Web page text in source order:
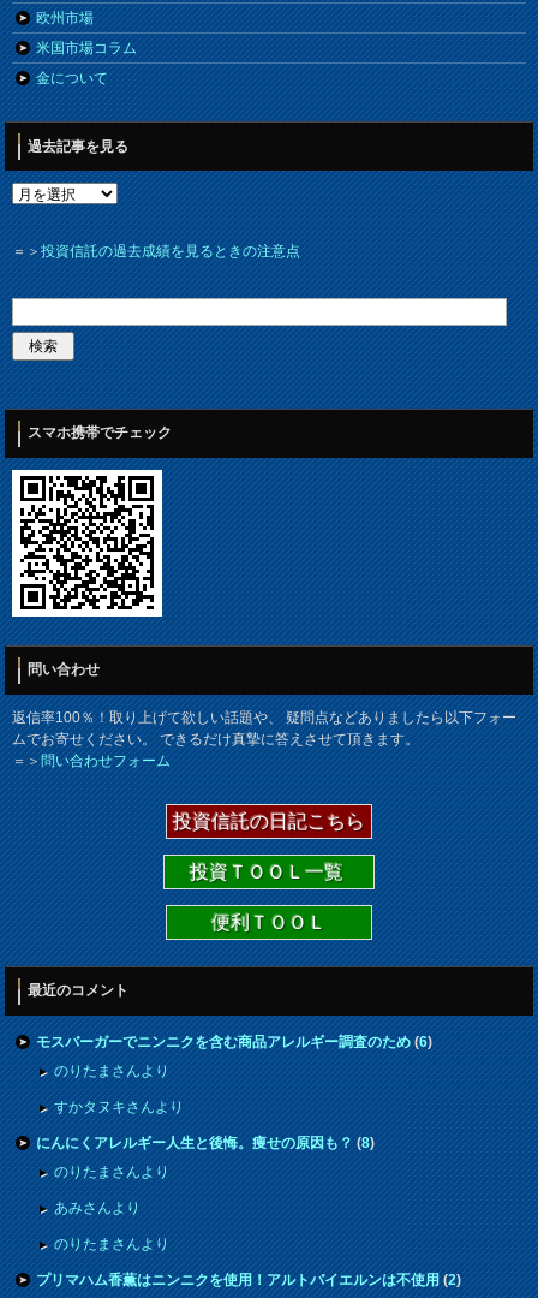
欧州市場
米国市場コラム
金について
過去記事を見る
＝＞投資信託の過去成績を見るときの注意点
スマホ携帯でチェック
問い合わせ
返信率100％！取り上げて欲しい話題や、 疑問点などありましたら以下フォー
ムでお寄せください。 できるだけ真摯に答えさせて頂きます。
＝＞問い合わせフォーム
投資信託の日記こちら
投資ＴＯＯＬ一覧
便利ＴＯＯＬ
最近のコメント
モスバーガーでニンニクを含む商品アレルギー調査のため(6)
のりたまさんより
すかタヌキさんより
にんにくアレルギー人生と後悔。痩せの原因も？(8)
のりたまさんより
あみさんより
のりたまさんより
プリマハム香薫はニンニクを使用！アルトバイエルンは不使用(2)